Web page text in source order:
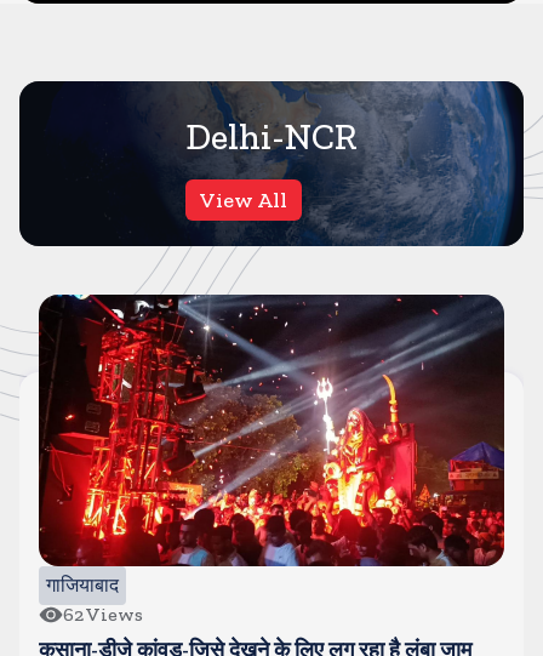
Delhi-NCR
View All
दिल्ली NCR
112Views
दिल्ली में मौत के मुहाने से बचे तीन बच्चे, सडक किनारे खुले ड्रेन